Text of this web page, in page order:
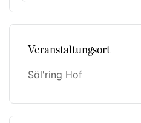
Veranstaltungsort
Söl'ring Hof